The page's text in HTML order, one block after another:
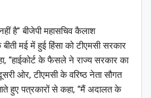
है” बीजेपी महासचिव कैलाश
मई में हुई हिंसा को टीएमसी सरकार
“हाईकोर्ट के फैसले ने राज्य सरकार का
ओर, टीएमसी के वरिष्ठ नेता सौगत
हुए पत्रकारों से कहा, “मैं अदालत के